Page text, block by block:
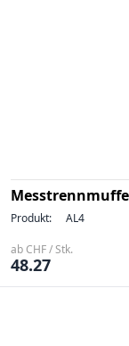
Produkt: AL4
ab CHF / Stk.
48.27